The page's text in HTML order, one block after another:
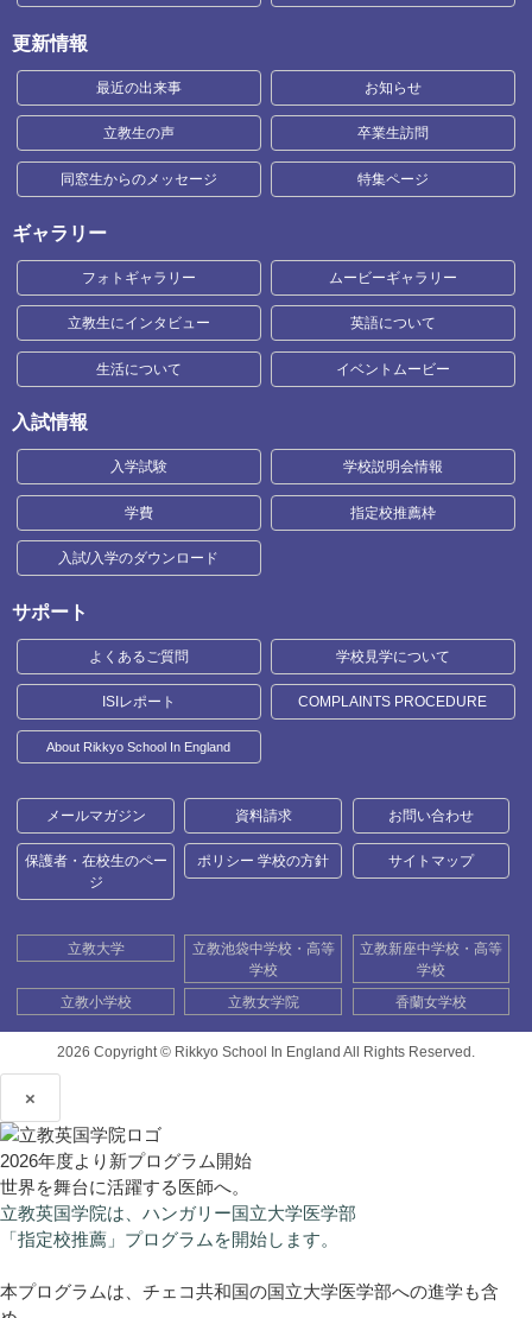
更新情報
最近の出来事 お知らせ
立教生の声 卒業生訪問
同窓生からのメッセージ 特集ページ
ギャラリー
フォトギャラリー ムービーギャラリー
立教生にインタビュー 英語について
生活について イベントムービー
入試情報
入学試験 学校説明会情報
学費 指定校推薦枠
入試/入学のダウンロード
サポート
よくあるご質問 学校見学について
ISIレポート COMPLAINTS PROCEDURE
About Rikkyo School In England
メールマガジン 資料請求 お問い合わせ
保護者・在校生のペー
ジ
ポリシー 学校の方針 サイトマップ
立教大学
立教池袋中学校・高等
学校
立教新座中学校・高等
学校
立教小学校
立教女学院 香蘭女学校
2026 Copyright © Rikkyo School In England All Rights Reserved.
×
2026年度より新プログラム開始
世界を舞台に活躍する医師へ。
立教英国学院は、ハンガリー国立大学医学部
「指定校推薦」プログラムを開始します。
本プログラムは、チェコ共和国の国立大学医学部への進学も含